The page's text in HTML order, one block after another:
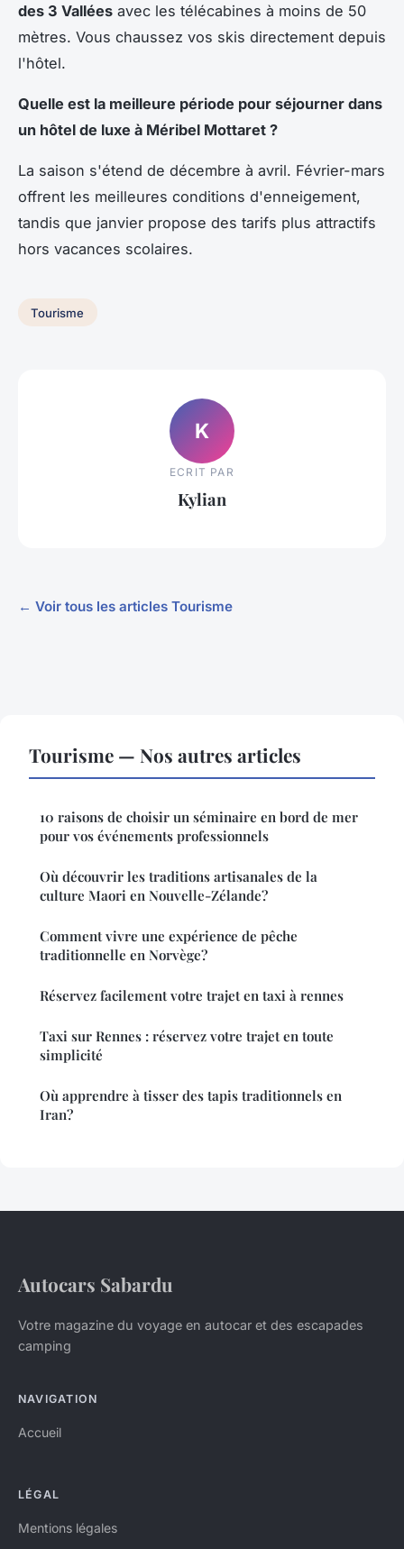
des 3 Vallées avec les télécabines à moins de 50
mètres. Vous chaussez vos skis directement depuis
l'hôtel.
Quelle est la meilleure période pour séjourner dans
un hôtel de luxe à Méribel Mottaret ?
La saison s'étend de décembre à avril. Février-mars
offrent les meilleures conditions d'enneigement,
tandis que janvier propose des tarifs plus attractifs
hors vacances scolaires.
Tourisme
K
ECRIT PAR
Kylian
← Voir tous les articles Tourisme
Tourisme — Nos autres articles
10 raisons de choisir un séminaire en bord de mer
pour vos événements professionnels
Où découvrir les traditions artisanales de la
culture Maori en Nouvelle-Zélande?
Comment vivre une expérience de pêche
traditionnelle en Norvège?
Réservez facilement votre trajet en taxi à rennes
Taxi sur Rennes : réservez votre trajet en toute
simplicité
Où apprendre à tisser des tapis traditionnels en
Iran?
Autocars Sabardu
Votre magazine du voyage en autocar et des escapades
camping
NAVIGATION
Accueil
LÉGAL
Mentions légales